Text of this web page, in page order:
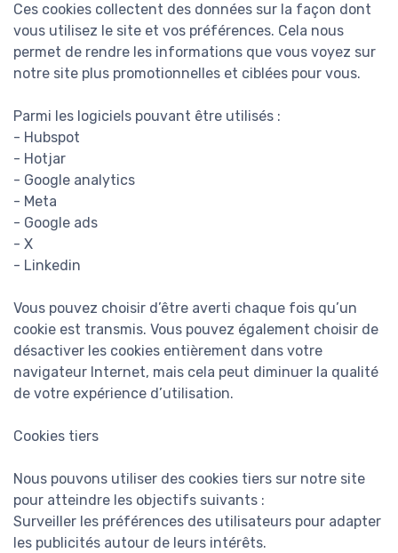
Ces cookies collectent des données sur la façon dont
vous utilisez le site et vos préférences. Cela nous
permet de rendre les informations que vous voyez sur
notre site plus promotionnelles et ciblées pour vous.
Parmi les logiciels pouvant être utilisés :
- Hubspot
- Hotjar
- Google analytics
- Meta
- Google ads
- X
- Linkedin
Vous pouvez choisir d’être averti chaque fois qu’un
cookie est transmis. Vous pouvez également choisir de
désactiver les cookies entièrement dans votre
navigateur Internet, mais cela peut diminuer la qualité
de votre expérience d’utilisation.
Cookies tiers
Nous pouvons utiliser des cookies tiers sur notre site
pour atteindre les objectifs suivants :
Surveiller les préférences des utilisateurs pour adapter
les publicités autour de leurs intérêts.